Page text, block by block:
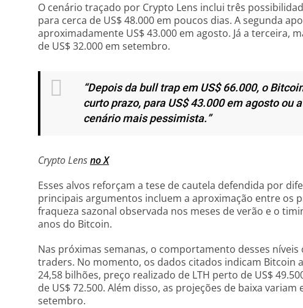
O cenário traçado por Crypto Lens inclui três
para cerca de US$ 48.000 em poucos dias. A segunda
aproximadamente US$ 43.000 em agosto. Já a terceira,
de US$ 32.000 em setembro.
“Depois da bull trap em US$ 66.000, o
curto prazo, para US$ 43.000 em agosto ou
cenário mais pessimista.”
Crypto Lensno X
Esses alvos reforçam a tese de cautela defendida por
principais argumentos incluem a aproximação entre os
fraqueza sazonal observada nos meses de verão e o
anos do Bitcoin.
Nas próximas semanas, o comportamento desses
traders. No momento, os dados citados indicam Bitcoin
24,58 bilhões, preço realizado de LTH perto de US$
de US$ 72.500. Além disso, as projeções de baixa variam
setembro.